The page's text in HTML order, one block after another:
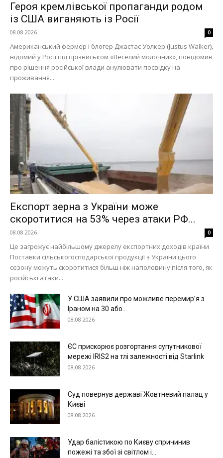
Меню
Україна
Економіка
Світ
Технології
Героя кремлівської пропаганди родом
із США виганяють із Росії
08.08.2026 0
Американський фермер і блогер Джастас Уолкер (Justus Walker),
відомий у Росії під прізвиськом «Веселий молочник», повідомив
про рішення російської влади анулювати посвідку на
проживання...
Експорт зерна з України може
скоротитися на 53% через атаки РФ...
08.08.2026 0
Це загрожує найбільшому джерелу експортних доходів країни
Поставки сільськогосподарської продукції з України цього
сезону можуть скоротитися більш ніж наполовину після того, як
російські атаки...
У США заявили про можливе перемир’я з
Іраном на 30 або...
08.08.2026
ЄС прискорює розгортання супутникової
мережі IRIS2 на тлі залежності від Starlink
08.08.2026
Суд повернув державі Жовтневий палац у
Києві
08.08.2026
Удар балістикою по Києву спричинив
пожежі та збої зі світлом і...